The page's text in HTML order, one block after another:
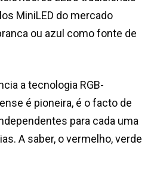
MiniLED do mercado
ou azul como fonte de
a tecnologia RGB-
é pioneira, é o facto de
para cada uma
A saber, o vermelho, verde